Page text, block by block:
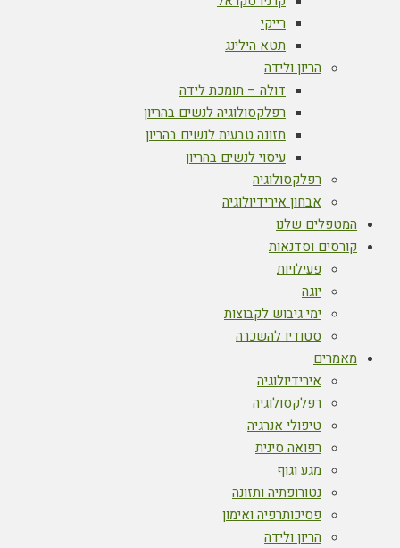
רייקי
תטא הילינג
הריון ולידה
דולה – תומכת לידה
רפלקסולוגיה לנשים בהריון
תזונה טבעית לנשים בהריון
עיסוי לנשים בהריון
רפלקסולוגיה
אבחון אירידיולוגיה
המטפלים שלנו
קורסים וסדנאות
פעילויות
ימי גיבוש לקבוצות
סטודיו להשכרה
מאמרים
אירידיולוגיה
רפלקסולוגיה
טיפולי אנרגיה
רפואה סינית
מגע וגוף
נטורופתיה ותזונה
פסיכותרפיה ואימון
הריון ולידה